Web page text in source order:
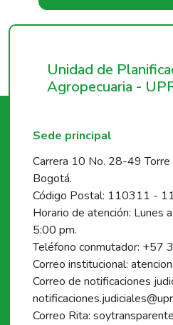
Unidad de
Agropecuaria -
Sede principal
Carrera 10 No. 28-49
Bogotá.
Código Postal: 110311 -
Horario de atención: Lunes
5:00 pm.
Teléfono conmutador: +57
Correo institucional:
Correo de notificaciones
Correo Rita: